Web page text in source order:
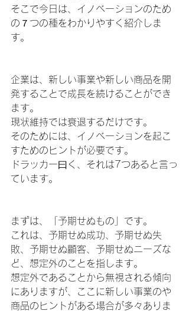
そこで今日は、イノベーションのため
の７つの種をわかりやすく紹介しま
す。
企業は、新しい事業や新しい商品を開
発することで成長を続けることができ
ます。
現状維持では衰退するだけです。
そのためには、イノベーションを起こ
すためのヒントが必要です。
ドラッカー曰く、それは7つあると言っ
ています。
まずは、「予期せぬもの」です。
これは、予期せぬ成功、予期せぬ失
敗、予期せぬ顧客、予期せぬニーズな
ど、想定外のことを指します。
想定外であることから無視される傾向
にありますが、ここに新しい事業のや
商品のヒントがある場合が多々ありま